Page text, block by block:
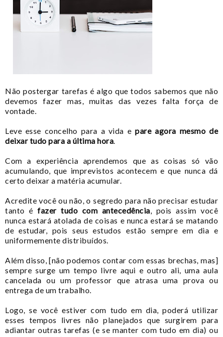
Não postergar tarefas é algo que todos sabemos que não
devemos fazer mas, muitas das vezes falta força de
vontade.
Leve esse concelho para a vida epare agora mesmo de
deixar tudo para a última hora.
Com a experiência aprendemos que as coisas só vão
acumulando, que imprevistos acontecem e que nunca dá
certo deixar a matéria acumular.
Acredite você ou não, o segredo para não precisar estudar
tanto é fazer tudo com antecedência, pois assim você
nunca estará atolada de coisas e nunca estará se matando
de estudar, pois seus estudos estão sempre em dia e
uniformemente distribuídos.
Além disso, [não podemos contar com essas brechas, mas]
sempre surge um tempo livre aqui e outro ali, uma aula
cancelada ou um professor que atrasa uma prova ou
entrega de um trabalho.
Logo, se você estiver com tudo em dia, poderá utilizar
esses tempos livres não planejados que surgirem para
adiantar outras tarefas (e se manter com tudo em dia) ou